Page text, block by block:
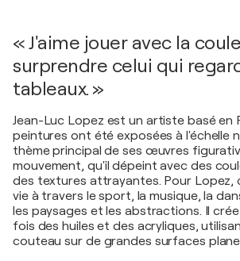
« J'aime jouer avec la
surprendre celui qui
tableaux. »
Jean-Luc Lopez est un artiste basé en
peintures ont été exposées à l'échelle
thème principal de ses œuvres
mouvement, qu'il dépeint avec des
des textures attrayantes. Pour Lopez,
vie à travers le sport, la musique, la
les paysages et les abstractions. Il
fois des huiles et des acryliques,
couteau sur de grandes surfaces